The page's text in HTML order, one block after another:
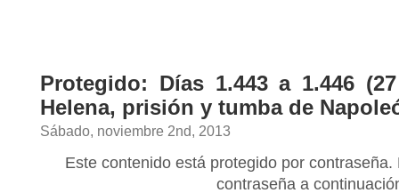
Protegido: Días 1.443 a 1.446
Helena, prisión y tumba de
Sábado, noviembre 2nd, 2013
Este contenido está protegido por
contraseña a